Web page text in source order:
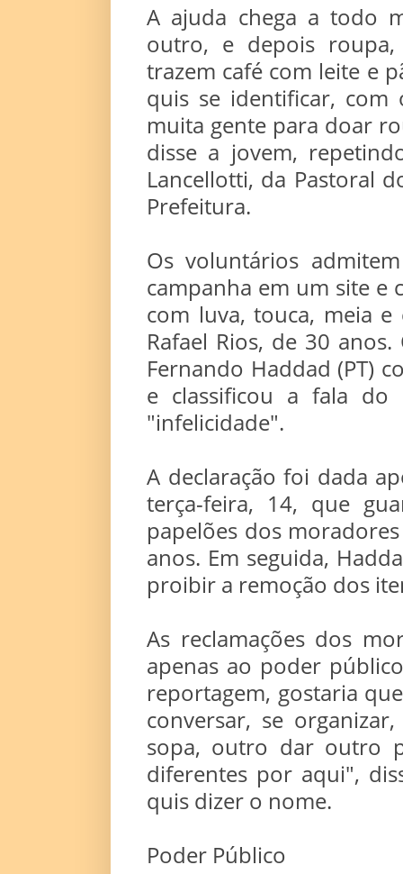
A ajuda chega a todo
outro, e depois roupa,
trazem café com leite e
quis se identificar,
muita gente para doar
disse a jovem,
Lancellotti, da Pastoral
Prefeitura.
Os voluntários
campanha em um site e
com luva, touca, meia
Rafael Rios, de 30
Fernando Haddad (PT)
e classificou a fala do
"infelicidade".
A declaração foi dada
terça-feira, 14, que
papelões dos
anos. Em seguida,
proibir a remoção dos
As reclamações dos
apenas ao poder
reportagem, gostaria
conversar, se
sopa, outro dar outro
diferentes por aqui",
quis dizer o nome.
Poder Público